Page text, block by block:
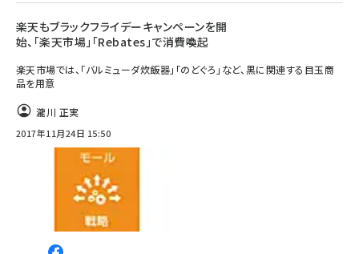
楽天もブラックフライデーキャンペーンを開
始、「楽天市場」「Rebates」で消費喚起
楽天市場では、「バルミューダ炊飯器」「のどぐろ」など、黒に関連する目玉商
品を用意
瀧川 正実
2017年11月24日 15:50